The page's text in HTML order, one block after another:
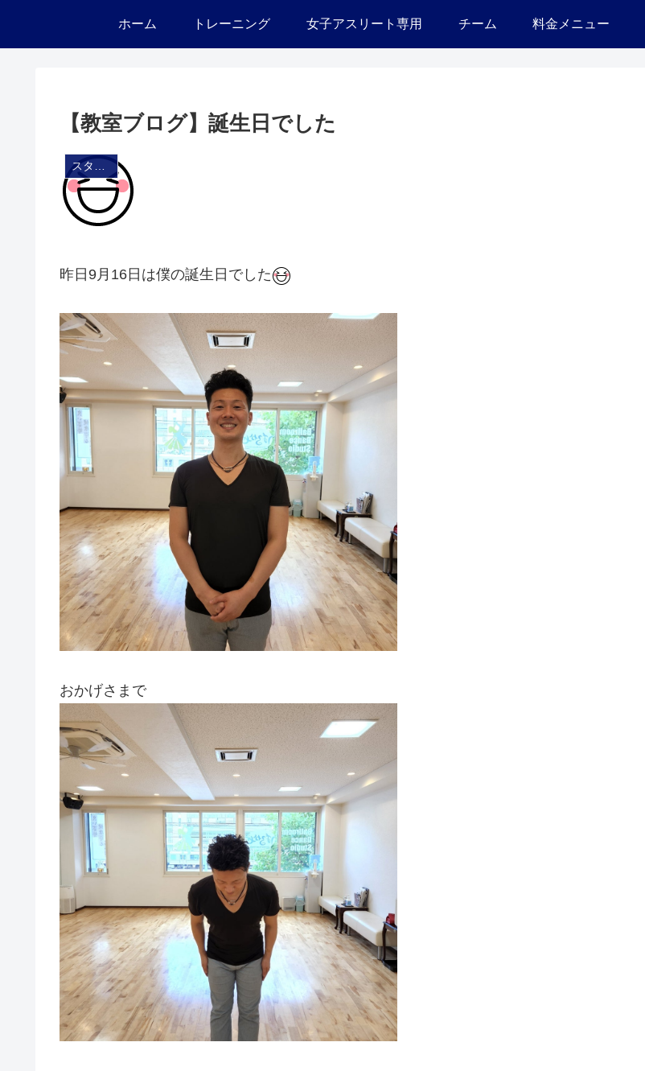
ホーム トレーニング 女子アスリート専用 チーム 料金メニュー
【教室ブログ】誕生日でした
昨日9月16日は僕の誕生日でした
おかげさまで